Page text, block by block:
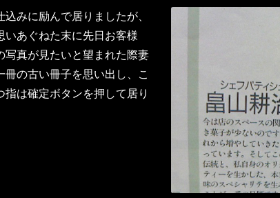
みに励んで居りましたが、
いあぐねた末に先日お客様
写真が見たいと望まれた際妻
の古い冊子を思い出し、こ
は確定ボタンを押して居り